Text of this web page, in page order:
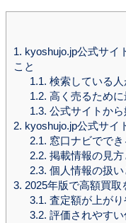
1. kyoshujo.jp公式サイ
こと
1.1. 検索している
1.2. 高く売るため
1.3. 公式サイトか
2. kyoshujo.jp公式サイ
2.1. 窓口ナビでで
2.2. 掲載情報の見
2.3. 個人情報の扱
3. 2025年版で高額買
3.1. 査定額が上が
3.2. 評価されやす